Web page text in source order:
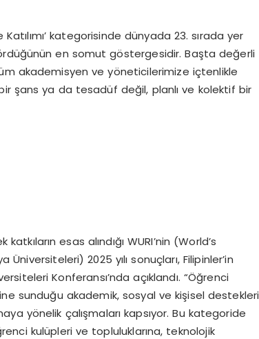
kategorisinde dünyada 23. sırada yer
en somut göstergesidir. Başta değerli
akademisyen ve yöneticilerimize içtenlikle
bir şans ya da tesadüf değil, planlı ve kolektif bir
esas alındığı WURI’nin (World’s
2025 yılı sonuçları, Filipinler’in
Konferansı’nda açıklandı. “Öğrenci
sunduğu akademik, sosyal ve kişisel destekleri
yönelik çalışmaları kapsıyor. Bu kategoride
kulüpleri ve topluluklarına, teknolojik